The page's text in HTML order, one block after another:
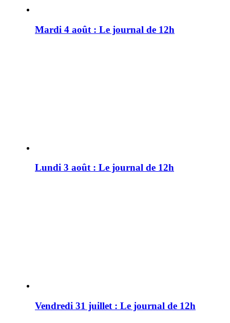
Mardi 4 août : Le journal de 12h
Lundi 3 août : Le journal de 12h
Vendredi 31 juillet : Le journal de 12h